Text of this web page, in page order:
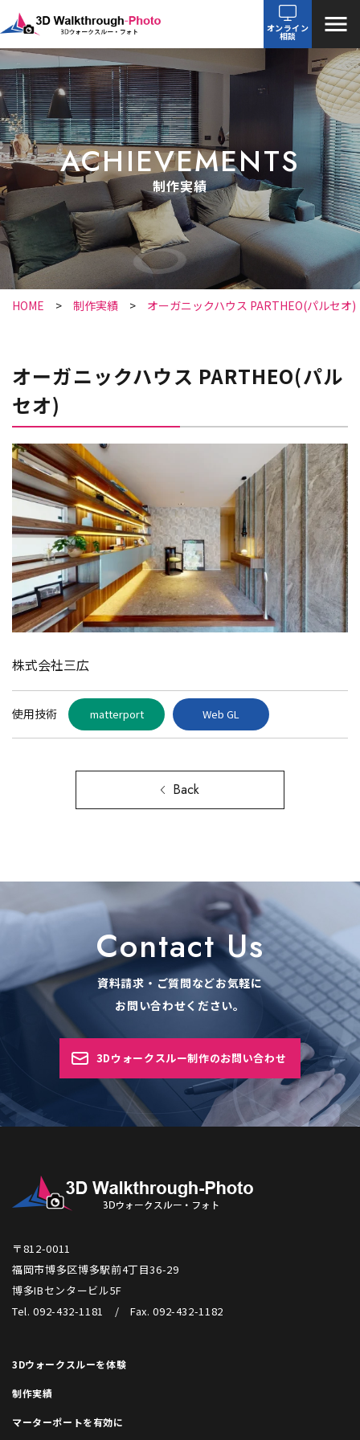
オンライン
相談
ACHIEVEMENTS
制作実績
HOME 制作実績 オーガニックハウス PARTHEO(パルセオ)
オーガニックハウス PARTHEO(パル
セオ)
株式会社三広
使用技術 matterport Web GL
Back
Contact Us
資料請求・ご質問などお気軽に
お問い合わせください。
3Dウォークスルー制作のお問い合わせ
〒812-0011
福岡市博多区博多駅前4丁目36-29
博多IBセンタービル5F
Tel. 092-432-1181 / Fax. 092-432-1182
3Dウォークスルーを体験
制作実績
マーターポートを有効に